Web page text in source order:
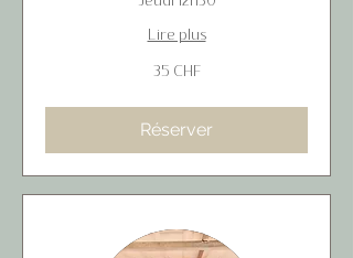
Lire plus
35 CHF
Réserver